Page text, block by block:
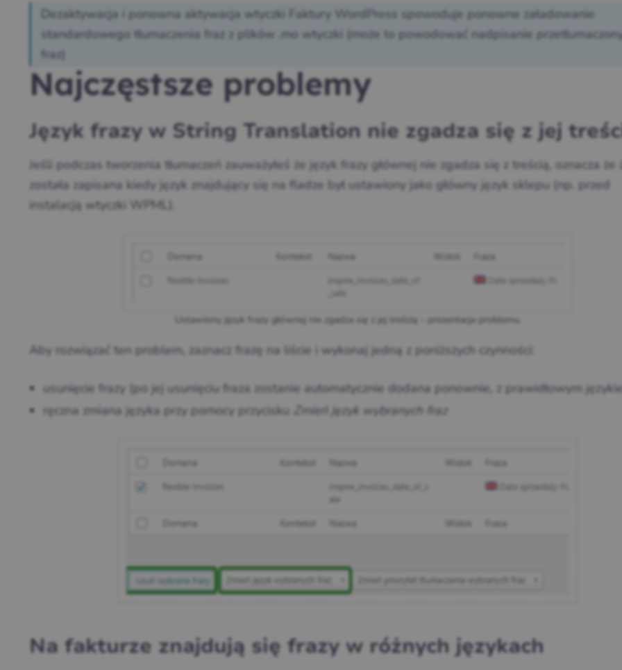
Dezaktywacja i ponowna aktywacja wtyczki Faktury WordPress spowoduje ponowne załadowanie
standardowego tłumaczenia fraz z plików .mo wtyczki (może to powodować nadpisanie
fraz)
Najczęstsze problemy
Język frazy w String Translation nie zgadza się z jej
Jeśli podczas tworzenia tłumaczeń zauważyłeś że język frazy głównej nie zgadza się z treścią, oznacza że
została zapisana kiedy język znajdujący się na fladze był ustawiony jako główny język sklepu (np. przed
instalacją wtyczki WPML).
Ustawiony język frazy głównej nie zgadza się z jej treścią – prezentacja problemu
Aby rozwiązać ten problem, zaznacz frazę na liście i wykonaj jedną z poniższych czynności:
usunięcie frazy (po jej usunięciu fraza zostanie automatycznie dodana ponownie, z prawidłowym
ręczna zmiana języka przy pomocy przycisku Zmień język wybranych fraz
Na fakturze znajdują się frazy w różnych językach